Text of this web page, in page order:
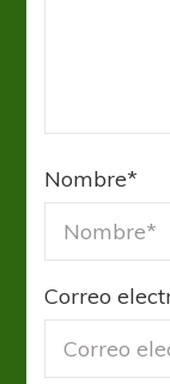
Nombre*
Correo